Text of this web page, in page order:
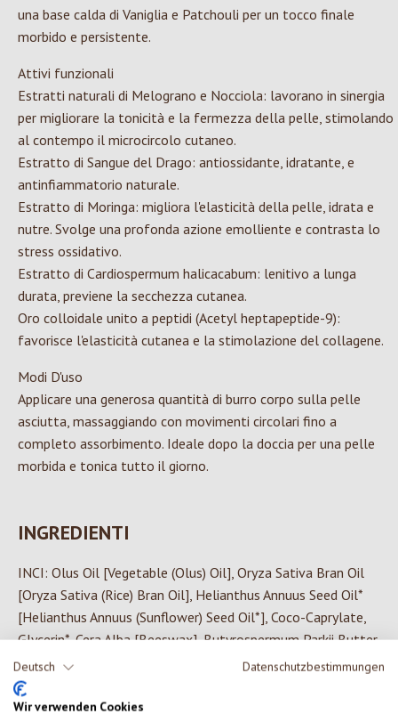
Deutsch Datenschutzbestimmungen
Wir verwenden Cookies
una base calda di Vaniglia e Patchouli per un tocco finale
morbido e persistente.
Attivi funzionali
Estratti naturali di Melograno e Nocciola: lavorano in sinergia
per migliorare la tonicità e la fermezza della pelle, stimolando
al contempo il microcircolo cutaneo.
Estratto di Sangue del Drago: antiossidante, idratante, e
antinfiammatorio naturale.
Estratto di Moringa: migliora l'elasticità della pelle, idrata e
nutre. Svolge una profonda azione emolliente e contrasta lo
stress ossidativo.
Estratto di Cardiospermum halicacabum: lenitivo a lunga
durata, previene la secchezza cutanea.
Oro colloidale unito a peptidi (Acetyl heptapeptide-9):
favorisce l'elasticità cutanea e la stimolazione del collagene.
Modi D'uso
Applicare una generosa quantità di burro corpo sulla pelle
asciutta, massaggiando con movimenti circolari fino a
completo assorbimento. Ideale dopo la doccia per una pelle
morbida e tonica tutto il giorno.
INGREDIENTI
INCI: Olus Oil [Vegetable (Olus) Oil], Oryza Sativa Bran Oil
[Oryza Sativa (Rice) Bran Oil], Helianthus Annuus Seed Oil*
[Helianthus Annuus (Sunflower) Seed Oil*], Coco-Caprylate,
Glycerin*, Cera Alba [Beeswax], Butyrospermum Parkii Butter
[Butyrospermum Parkii (Shea) Butter], Aqua [Water],
Hydrogenated Vegetable Oil, Parfum [Fragrance], Ricinus
Communis Seed Oil*[Ricinus Communis (Castor) Seed Oil*],